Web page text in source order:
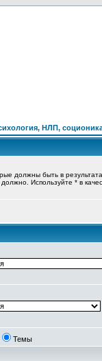
НЛП,
должны быть в
Используйте * в
Темы